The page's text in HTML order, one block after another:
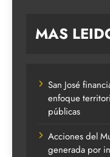
MAS
San José
enfoque
públicas
Acciones del
generada por